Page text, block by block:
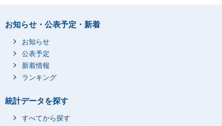
お知らせ・公表予定・新着
お知らせ
公表予定
新着情報
ランキング
統計データを探す
すべてから探す